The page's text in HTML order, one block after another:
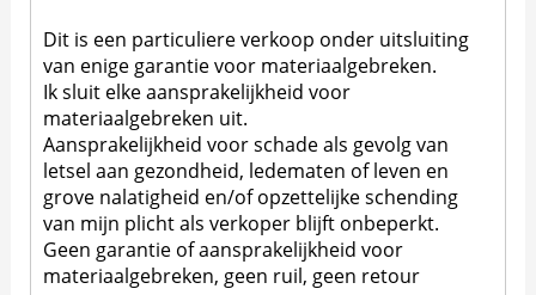
Dit is een particuliere verkoop onder uitsluiting
van enige garantie voor materiaalgebreken.
Ik sluit elke aansprakelijkheid voor
materiaalgebreken uit.
Aansprakelijkheid voor schade als gevolg van
letsel aan gezondheid, ledematen of leven en
grove nalatigheid en/of opzettelijke schending
van mijn plicht als verkoper blijft onbeperkt.
Geen garantie of aansprakelijkheid voor
materiaalgebreken, geen ruil, geen retour